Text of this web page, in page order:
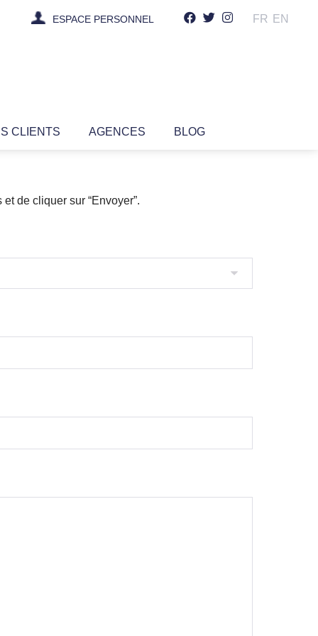
ESPACE PERSONNEL FR EN
CLIENTS AGENCES BLOG
de cliquer sur “Envoyer”.